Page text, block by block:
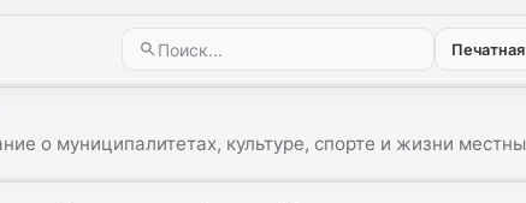
о муниципалитетах, культуре, спорте и жизни